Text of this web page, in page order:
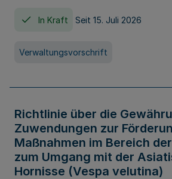
In Kraft Seit 15. Juli 2026
Verwaltungsvorschrift
Richtlinie über die
Zuwendungen zur
Maßnahmen im Bereich
zum Umgang mit der
Hornisse (Vespa velutina)